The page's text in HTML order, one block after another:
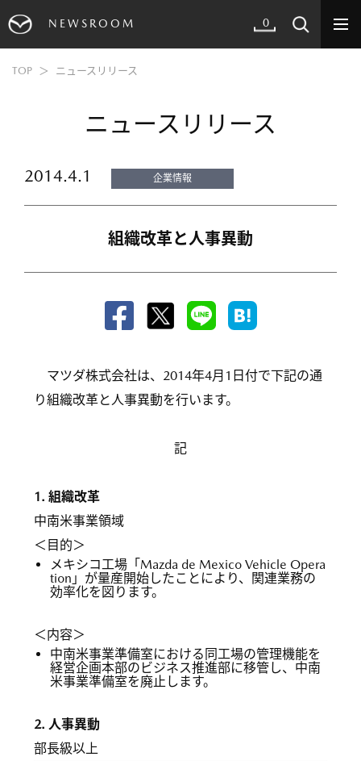
NEWSROOM 0
TOP ニュースリリース
ニュースリリース
2014.4.1 企業情報
組織改革と人事異動
マツダ株式会社は、2014年4月1日付で下記の通
り組織改革と人事異動を行います。
記
1. 組織改革
中南米事業領域
＜目的＞
メキシコ工場「Mazda de Mexico Vehicle Opera
tion」が量産開始したことにより、関連業務の
効率化を図ります。
＜内容＞
中南米事業準備室における同工場の管理機能を
経営企画本部のビジネス推進部に移管し、中南
米事業準備室を廃止します。
2. 人事異動
部長級以上